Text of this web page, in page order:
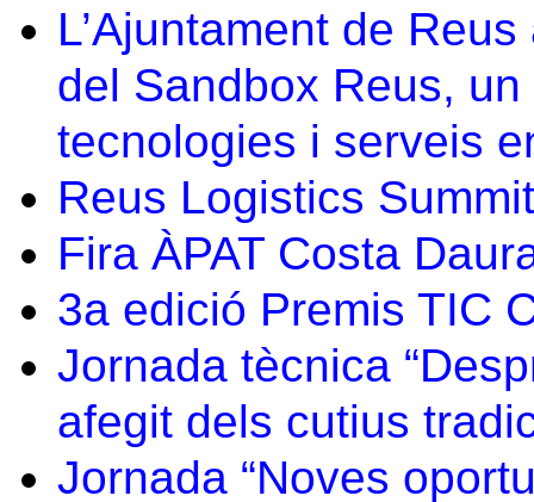
L’Ajuntament de
del Sandbox Reus,
tecnologies i serveis
Reus Logistics
Fira ÀPAT Costa
3a edició Premis TIC
Jornada tècnica
afegit dels cutius
Jornada “Noves